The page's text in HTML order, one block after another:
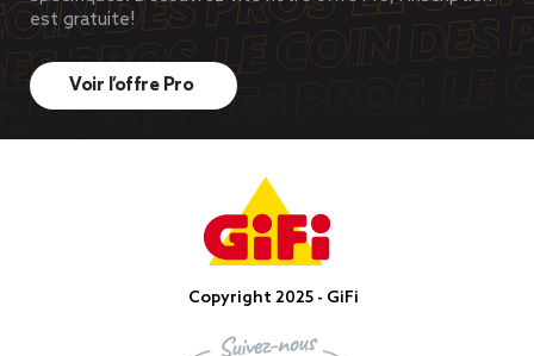
est gratuite!
Voir l’offre Pro
Copyright 2025 - GiFi